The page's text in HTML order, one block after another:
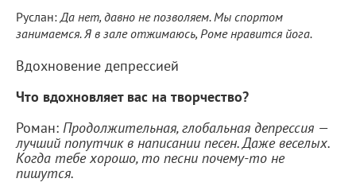
Руслан:Да нет, давно не позволяем. Мы спортом
занимаемся. Я в зале отжимаюсь, Роме нравится йога.
Вдохновение депрессией
Что вдохновляет вас на творчество?
Роман: Продолжительная, глобальная депрессия —
лучший попутчик в написании песен. Даже веселых.
Когда тебе хорошо, то песни почему-то не
пишутся.